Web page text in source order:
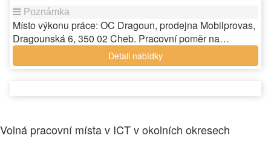
Místo výkonu práce: OC Dragoun, prodejna Mobilprovas,
Dragounská 6, 350 02 Cheb. Pracovní poměr na…
Detail nabídky
Volná pracovní místa v ICT v okolních okresech